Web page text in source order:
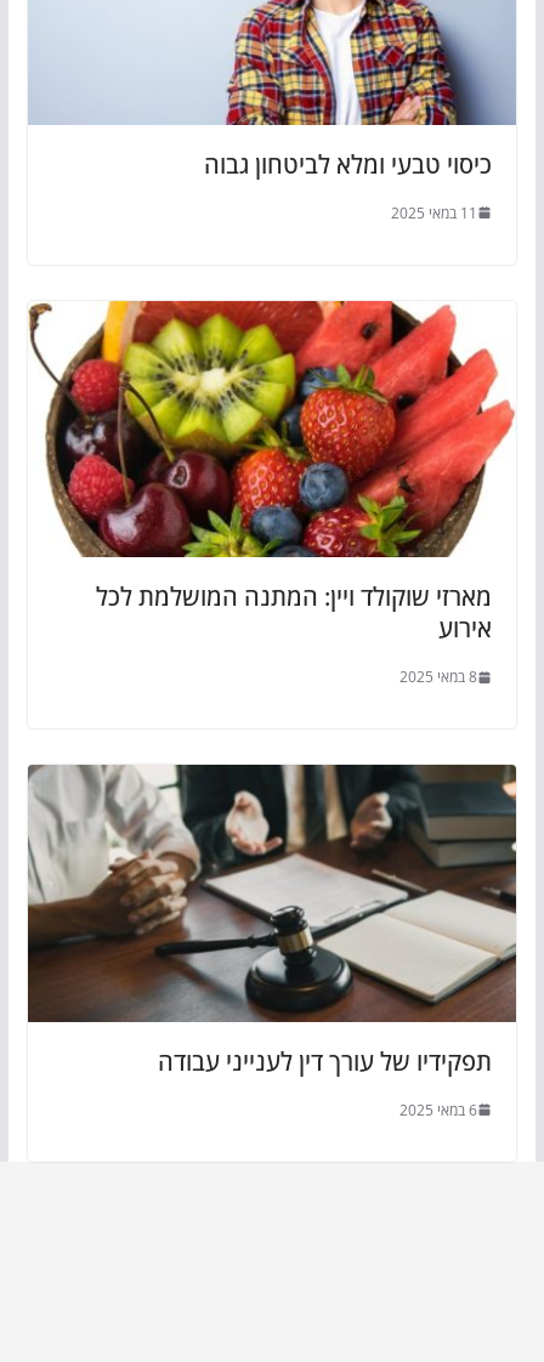
כיסוי טבעי ומלא לביטחון גבוה
11 במאי 2025
מארזי שוקולד ויין: המתנה המושלמת לכל
אירוע
8 במאי 2025
תפקידיו של עורך דין לענייני עבודה
6 במאי 2025